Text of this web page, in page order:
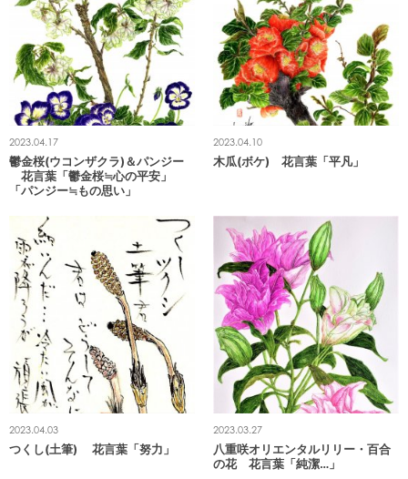
2023.04.17
鬱金桜(ウコンザクラ)＆パンジー
花言葉「鬱金桜≒心の平安」
「パンジー≒もの思い」
2023.04.10
木瓜(ボケ) 花言葉「平凡」
2023.04.03
つくし(土筆) 花言葉「努力」
2023.03.27
八重咲オリエンタルリリー・百合
の花 花言葉「純潔…」